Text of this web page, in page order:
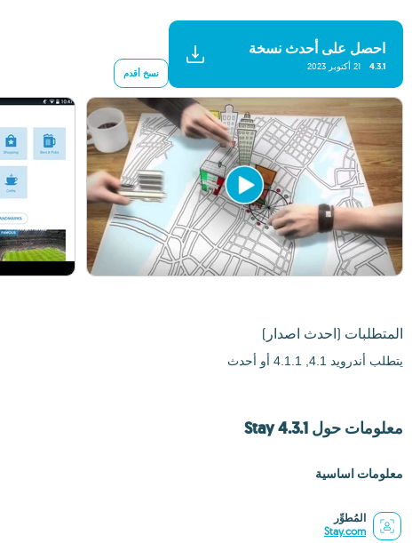
احصل على أحدث نسخة
4.3.1 21 أكتوبر 2023
نسخ أقدم
المتطلبات (احدث اصدار)
يتطلب أندرويد 4.1, 4.1.1 أو أحدث
معلومات حول Stay 4.3.1
معلومات اساسية
المُطوِّر
Stay.com